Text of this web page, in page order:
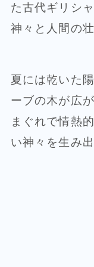
た古代ギリシ
神々と人間の
夏には乾いた
ーブの木が広
まぐれで情熱
い神々を生み